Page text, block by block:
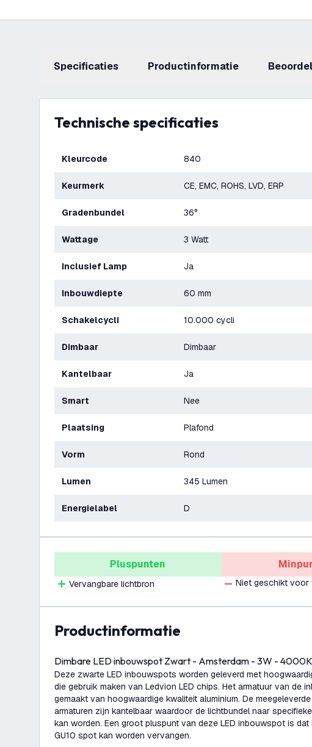
Specificaties productinformatie
Technische specificaties
Kleurcode 840
Keurmerk CE, EMC, ROHS, LVD, ERP
Gradenbundel 36°
Wattage 3 Watt
Inclusief Lamp Ja
Inbouwdiepte 60 mm
Schakelcycli 10.000 cycli
Dimbaar Dimbaar
Kantelbaar Ja
Smart Nee
Plaatsing Plafond
Vorm Rond
Lumen 345 Lumen
Energielabel D
Pluspunten
Vervangbare lichtbron Niet geschikt voor
productinformatie
Dimbare LED inbouwspot Zwart - Amsterdam - 3W -
Deze zwarte LED inbouwspots worden geleverd met
die gebruik maken van Ledvion LED chips. Het armatuur van de
gemaakt van hoogwaardige kwaliteit aluminium. De meegeleverde
armaturen zijn kantelbaar waardoor de lichtbundel naar
kan worden. Een groot pluspunt van deze LED inbouwspot is dat
GU10 spot kan worden vervangen.